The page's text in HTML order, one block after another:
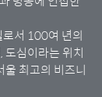
서 100여 년의
도심이라는 위치
울 최고의 비즈니